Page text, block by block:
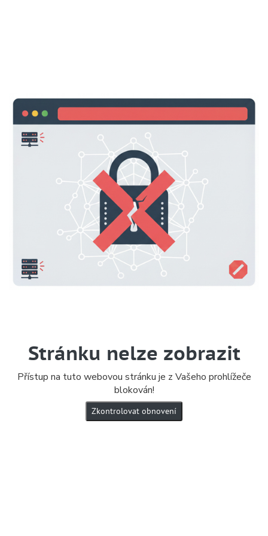
Stránku nelze zobrazit
Přístup na tuto webovou stránku je z Vašeho prohlížeče
blokován!
Zkontrolovat obnovení